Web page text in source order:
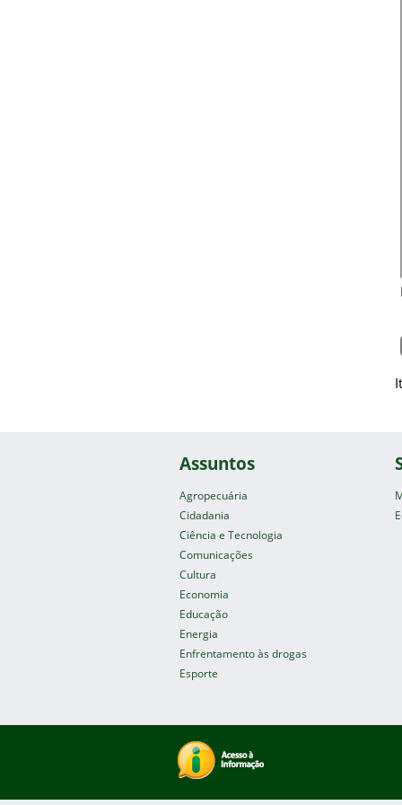
Assuntos
Agropecuária
Cidadania
Ciência e Tecnologia
Comunicações
Cultura
Economia
Educação
Energia
Enfrentamento às drogas
Esporte